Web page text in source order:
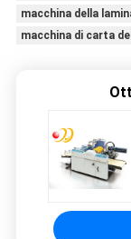
macchina della
macchina di carta